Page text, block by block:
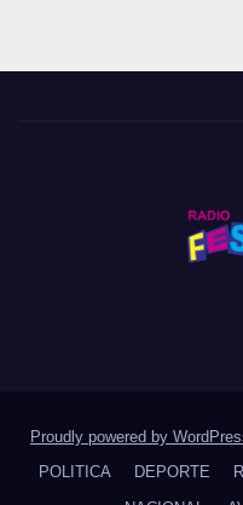
Proudly powered by
POLITICA
DEPORTE